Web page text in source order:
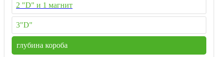
2 "D" и 1 магнит
3"D"
глубина короба